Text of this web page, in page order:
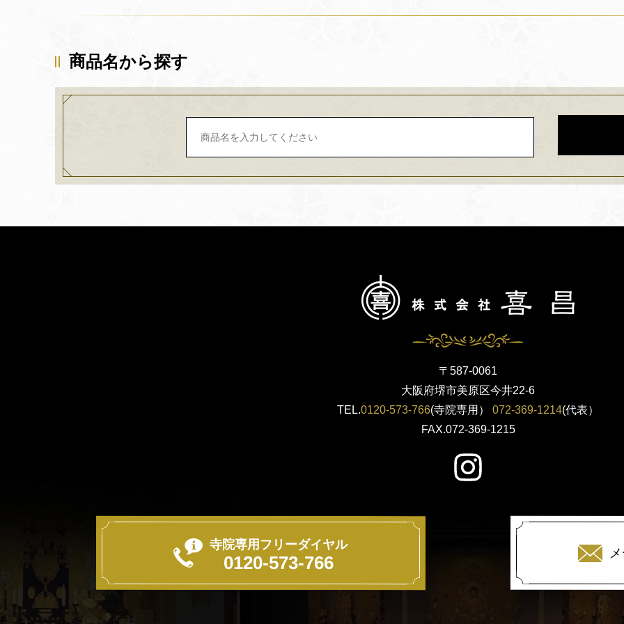
商品名から探す
〒587-0061
大阪府堺市美原区今井22-6
TEL.0120-573-766(寺院専用） 072-369-1214(代表）
FAX.072-369-1215
寺院専用フリーダイヤル
0120-573-766